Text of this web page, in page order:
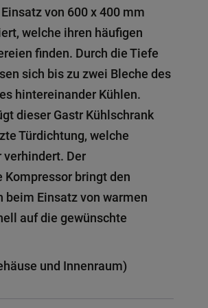
von 600 x 400 mm
welche ihren häufigen
finden. Durch die Tiefe
sich bis zu zwei Bleche des
hintereinander Kühlen.
dieser Gastr Kühlschrank
Türdichtung, welche
verhindert. Der
Kompressor bringt den
beim Einsatz von warmen
auf die gewünschte
und Innenraum)